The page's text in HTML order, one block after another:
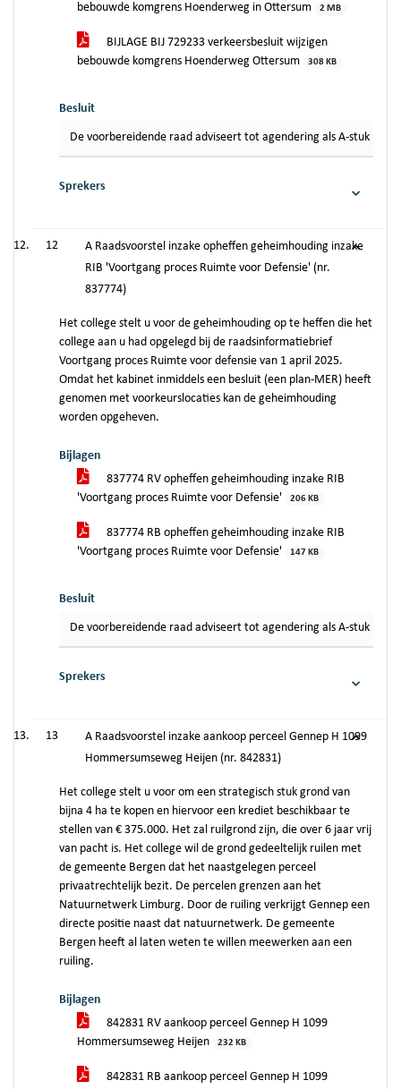
bebouwde komgrens Hoenderweg in Ottersum
2 MB
BIJLAGE BIJ 729233 verkeersbesluit wijzigen
bebouwde komgrens Hoenderweg Ottersum
308 KB
Besluit
De voorbereidende raad adviseert tot agendering als A-stuk in
Sprekers
12
A Raadsvoorstel inzake opheffen geheimhouding inzake
RIB 'Voortgang proces Ruimte voor Defensie' (nr.
837774)
Het college stelt u voor de geheimhouding op te heffen die het
college aan u had opgelegd bij de raadsinformatiebrief
Voortgang proces Ruimte voor defensie van 1 april 2025.
Omdat het kabinet inmiddels een besluit (een plan-MER) heeft
genomen met voorkeurslocaties kan de geheimhouding
worden opgeheven.
Bijlagen
837774 RV opheffen geheimhouding inzake RIB
'Voortgang proces Ruimte voor Defensie'
206 KB
837774 RB opheffen geheimhouding inzake RIB
'Voortgang proces Ruimte voor Defensie'
147 KB
Besluit
De voorbereidende raad adviseert tot agendering als A-stuk in
Sprekers
13
A Raadsvoorstel inzake aankoop perceel Gennep H 1099
Hommersumseweg Heijen (nr. 842831)
Het college stelt u voor om een strategisch stuk grond van
bijna 4 ha te kopen en hiervoor een krediet beschikbaar te
stellen van € 375.000. Het zal ruilgrond zijn, die over 6 jaar vrij
van pacht is. Het college wil de grond gedeeltelijk ruilen met
de gemeente Bergen dat het naastgelegen perceel
privaatrechtelijk bezit. De percelen grenzen aan het
Natuurnetwerk Limburg. Door de ruiling verkrijgt Gennep een
directe positie naast dat natuurnetwerk. De gemeente
Bergen heeft al laten weten te willen meewerken aan een
ruiling.
Bijlagen
842831 RV aankoop perceel Gennep H 1099
Hommersumseweg Heijen
232 KB
842831 RB aankoop perceel Gennep H 1099